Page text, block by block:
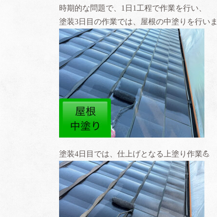
時期的な問題で、1日1工程で作業を行い、
塗装3日目の作業では、屋根の中塗りを行い
塗装4日目では、仕上げとなる上塗り作業💪